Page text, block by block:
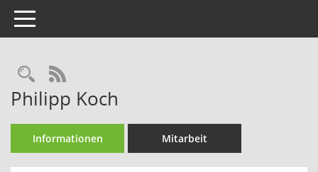
Toggle navigation
Rechercheauswahl
RSS-Feed
Philipp Koch
Informationen Mitarbeit